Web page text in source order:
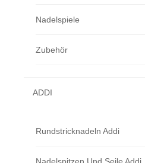
Nadelspiele
Zubehör
ADDI
Rundstricknadeln Addi
Nadelspitzen Und Seile Addi